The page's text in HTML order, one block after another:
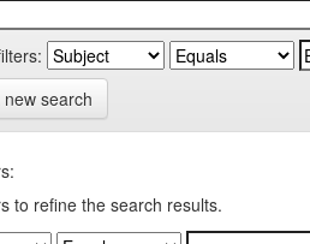
search
to refine the search results.